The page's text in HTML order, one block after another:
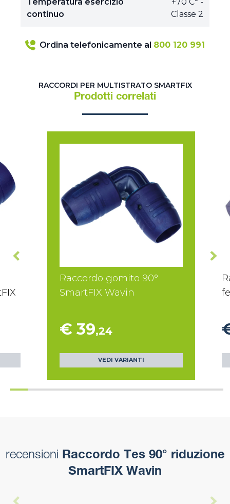
continuo
Classe 2
Ordina telefonicamente al 800 120 991
RACCORDI PER MULTISTRATO SMARTFIX
Prodotti correlati
Raccordo gomito 90°
SmartFIX Wavin
€ 39,24
VEDI VARIANTI
recensioni Raccordo Tes 90° riduzione
SmartFIX Wavin